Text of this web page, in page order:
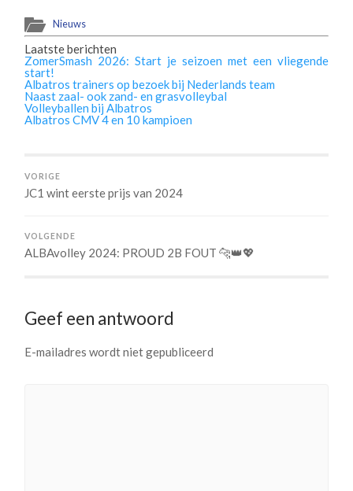
Nieuws
Laatste berichten
ZomerSmash 2026: Start je seizoen met een vliegende
start!
Albatros trainers op bezoek bij Nederlands team
Naast zaal- ook zand- en grasvolleybal
Volleyballen bij Albatros
Albatros CMV 4 en 10 kampioen
VORIGE
JC1 wint eerste prijs van 2024
VOLGENDE
ALBAvolley 2024: PROUD 2B FOUT 🐆👑💖
Geef een antwoord
E-mailadres wordt niet gepubliceerd